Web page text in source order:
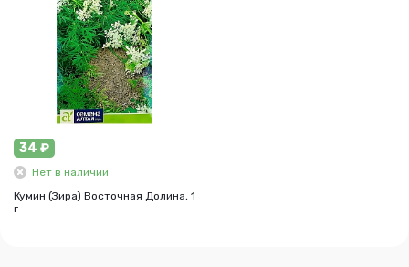
34 ₽
Нет в наличии
Кумин (Зира) Восточная Долина, 1
г